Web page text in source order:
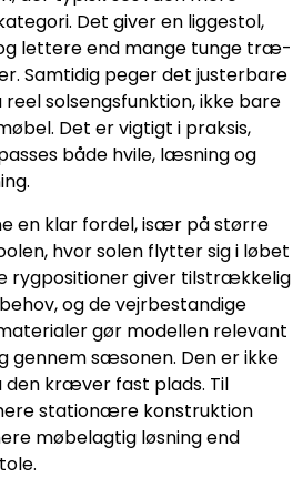
Det giver en liggestol,
lettere end mange tunge træ-
Samtidig peger det justerbare
solsengsfunktion, ikke bare
Det er vigtigt i praksis,
både hvile, læsning og
en klar fordel, især på større
hvor solen flytter sig i løbet
rygpositioner giver tilstrækkelig
og de vejrbestandige
gør modellen relevant
gennem sæsonen. Den er ikke
den kræver fast plads. Til
stationære konstruktion
møbelagtig løsning end